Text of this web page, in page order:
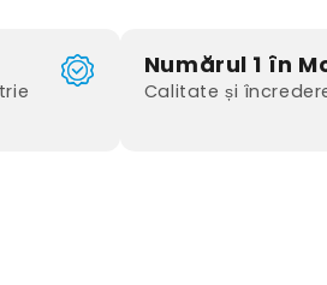
Numărul 1 în
Calitate și